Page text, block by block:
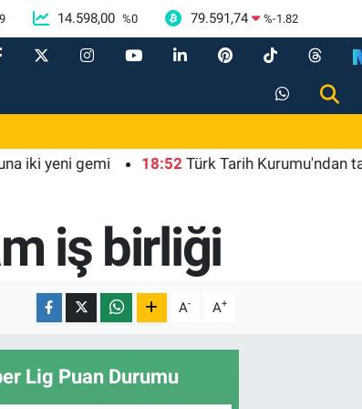
14.598,00 %0 79.591,74 %-1.82
gemi 18:52 Türk Tarih Kurumu'ndan tarihi
iş birliği
A- A+
Lig Puan Durumu